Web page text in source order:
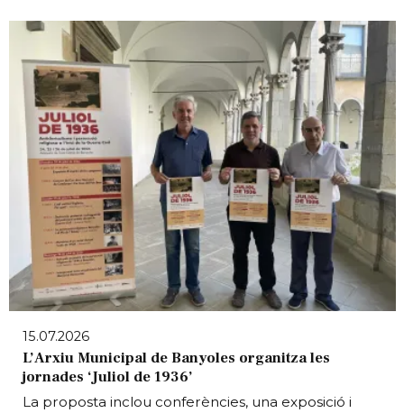
15.07.2026
L’Arxiu Municipal de Banyoles organitza les
jornades ‘Juliol de 1936’
La proposta inclou conferències, una exposició i